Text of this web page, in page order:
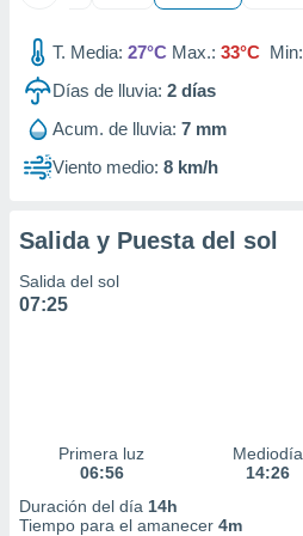
T. Media: 27°C Max.: 33°C Min:
Días de lluvia: 2 días
Acum. de lluvia: 7 mm
Viento medio: 8 km/h
Salida y Puesta del sol
Salida del sol
07:25
Primera luz
06:56
Mediodía
14:26
Duración del día 14h
Tiempo para el amanecer 4m